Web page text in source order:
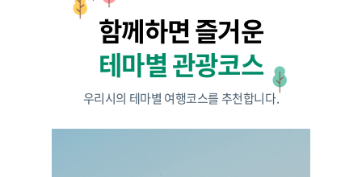
15
운영
함께하면 즐거운
테마별 관광코스
우리시의 테마별 여행코스를 추천합니다.